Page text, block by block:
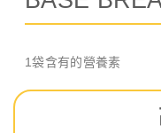
1袋含有的營養素